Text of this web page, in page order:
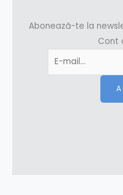
Abonează-te la
Cont